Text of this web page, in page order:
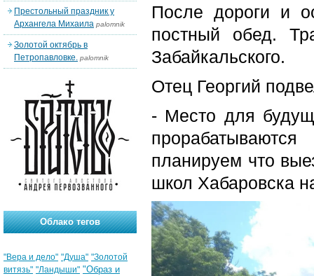
После дороги и
постный обед.
Забайкальского.
Отец Георгий
- Место для
планируем что
школ Хабаровска
Престольный праздник у
Архангела Михаила palomnik
Золотой октябрь в
Петропавловке. palomnik
Облако тегов
"Вера и дело" "Душа" "Золотой
витязь" "Ландыши" "Образ и